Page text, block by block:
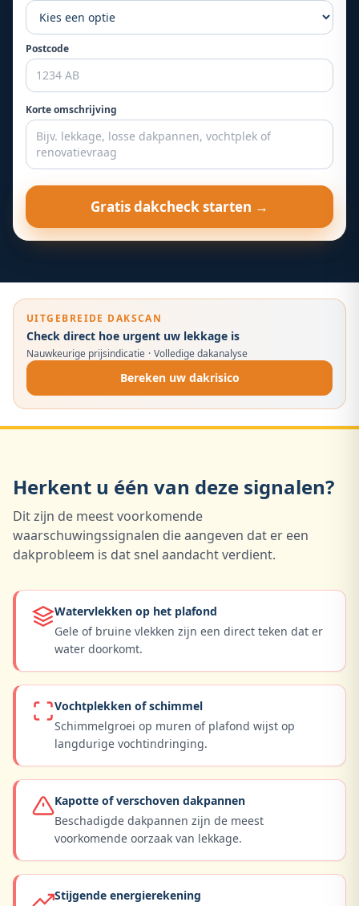
Postcode
Korte omschrijving
Gratis dakcheck starten →
UITGEBREIDE DAKSCAN
Check direct hoe urgent uw lekkage is
Nauwkeurige prijsindicatie · Volledige dakanalyse
Bereken uw dakrisico
Herkent u één van deze signalen?
Dit zijn de meest voorkomende
waarschuwingssignalen die aangeven dat er een
dakprobleem is dat snel aandacht verdient.
Watervlekken op het plafond
Gele of bruine vlekken zijn een direct teken dat er
water doorkomt.
Vochtplekken of schimmel
Schimmelgroei op muren of plafond wijst op
langdurige vochtindringing.
Kapotte of verschoven dakpannen
Beschadigde dakpannen zijn de meest
voorkomende oorzaak van lekkage.
Stijgende energierekening